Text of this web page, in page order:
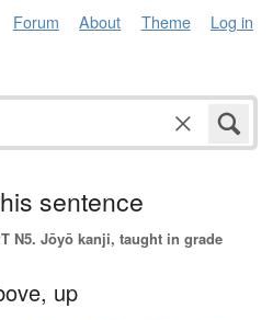
Forum About Theme Log in
sentence
N5. Jōyō kanji, taught in grade
up